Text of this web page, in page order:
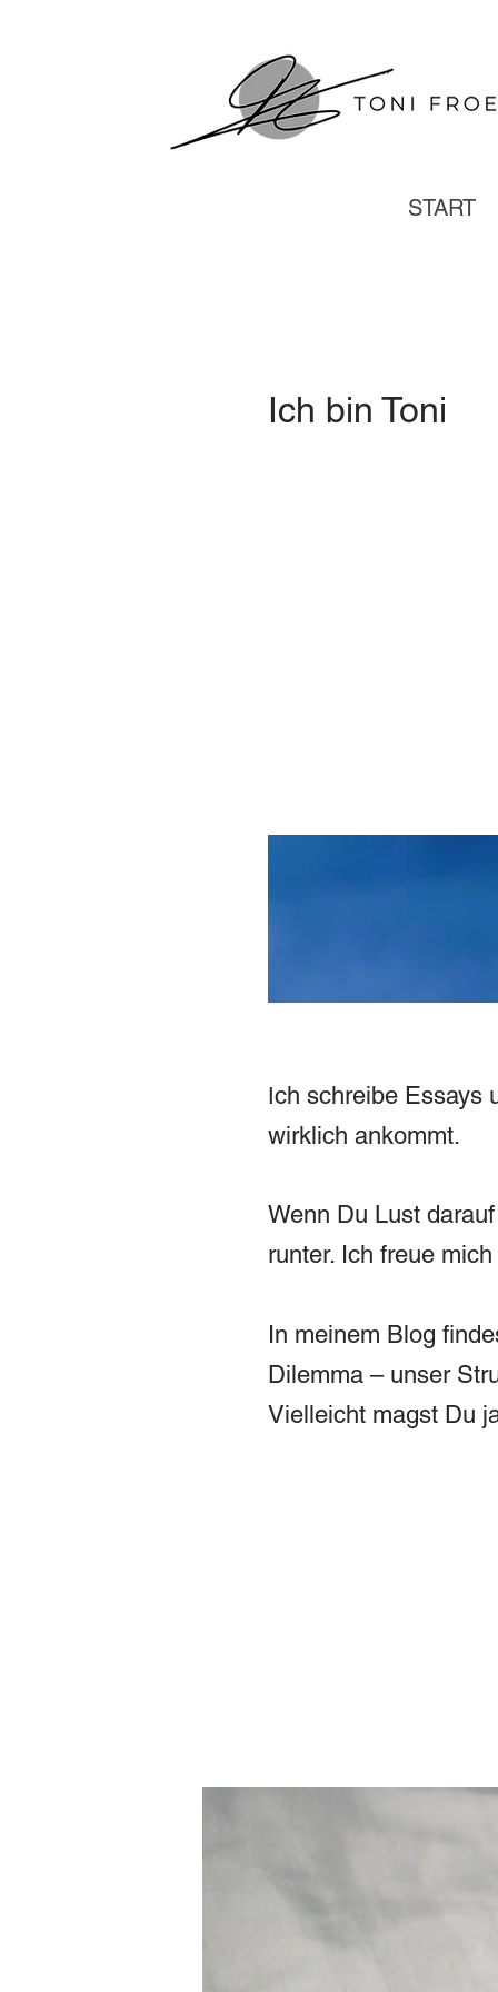
START
Ich bin Toni
Ich schreibe Essays
wirklich ankommt.
Wenn Du Lust
runter. Ich freue
In meinem Blog
Dilemma – unser
Vielleicht magst Du